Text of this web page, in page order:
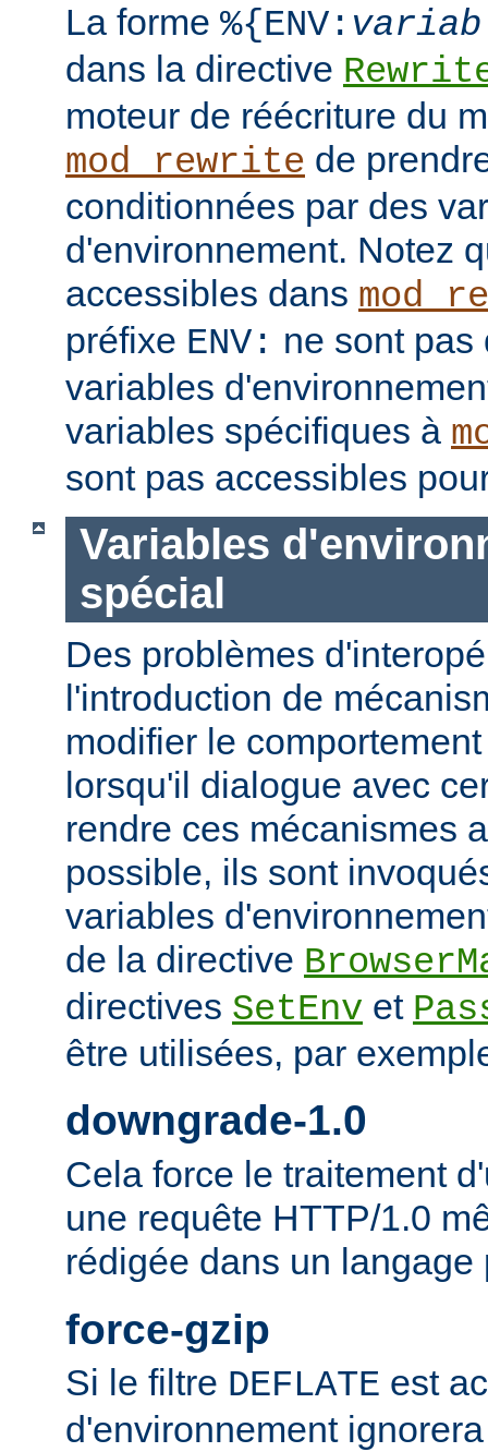
La forme %{ENV:
dans la directive
moteur de réécriture du
mod_rewrite de
conditionnées par des
d'environnement. Notez
accessibles dans
préfixe ENV: ne sont pas
variables
variables spécifiques à
sont pas accessibles
Variables
spécial
Des problèmes
l'introduction de
modifier le
lorsqu'il dialogue avec
rendre ces mécanismes
possible, ils sont
variables
de la directive
directives SetEnv et
être utilisées, par
downgrade-1.0
Cela force le traitement
une requête HTTP/1.0
rédigée dans un langage
force-gzip
Si le filtre DEFLATE est
d'environnement